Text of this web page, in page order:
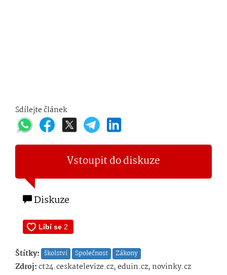
Sdílejte článek
Vstoupit do diskuze
Diskuze
Štítky: školství Společnost Zákony
Zdroj:ct24.ceskatelevize.cz, eduin.cz, novinky.cz